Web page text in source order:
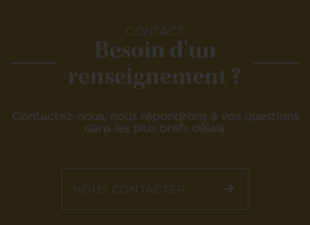
CONTACT
Besoin d'un
renseignement ?
Contactez-nous, nous répondrons à vos questions
dans les plus brefs délais.
NOUS CONTACTER